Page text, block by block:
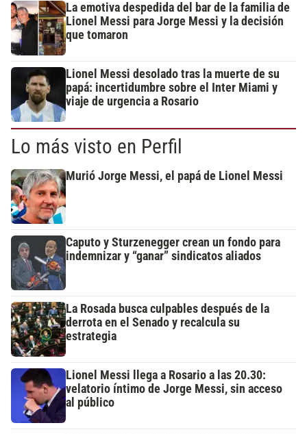
La emotiva despedida del bar de la familia de
Lionel Messi para Jorge Messi y la decisión
que tomaron
Lionel Messi desolado tras la muerte de su
papá: incertidumbre sobre el Inter Miami y
viaje de urgencia a Rosario
Lo más visto en Perfil
Murió Jorge Messi, el papá de Lionel Messi
Caputo y Sturzenegger crean un fondo para
indemnizar y “ganar” sindicatos aliados
La Rosada busca culpables después de la
derrota en el Senado y recalcula su
estrategia
Lionel Messi llega a Rosario a las 20.30:
velatorio íntimo de Jorge Messi, sin acceso
al público